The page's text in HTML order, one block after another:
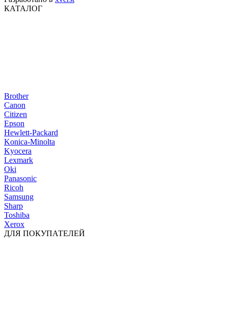
КАТАЛОГ
Brother
Canon
Citizen
Epson
Hewlett-Packard
Konica-Minolta
Kyocera
Lexmark
Oki
Panasonic
Ricoh
Samsung
Sharp
Toshiba
Xerox
ДЛЯ ПОКУПАТЕЛЕЙ